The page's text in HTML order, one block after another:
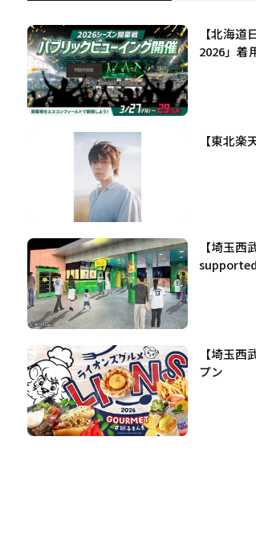
【北海
2026」着
【東北
【埼玉
supported
【埼玉
プン